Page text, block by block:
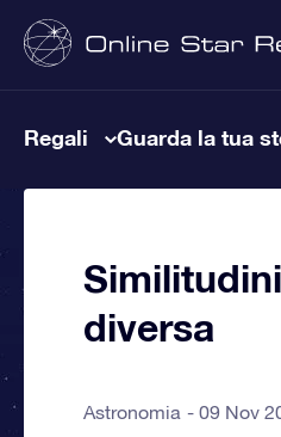
Regali Guarda la tua
diversa
Astronomia 09 Nov